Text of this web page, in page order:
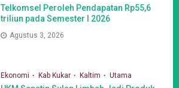
Telkomsel Peroleh Pendapatan Rp55,6
triliun pada Semester I 2026
Agustus 3, 2026
Ekonomi Kab Kukar Kaltim Utama